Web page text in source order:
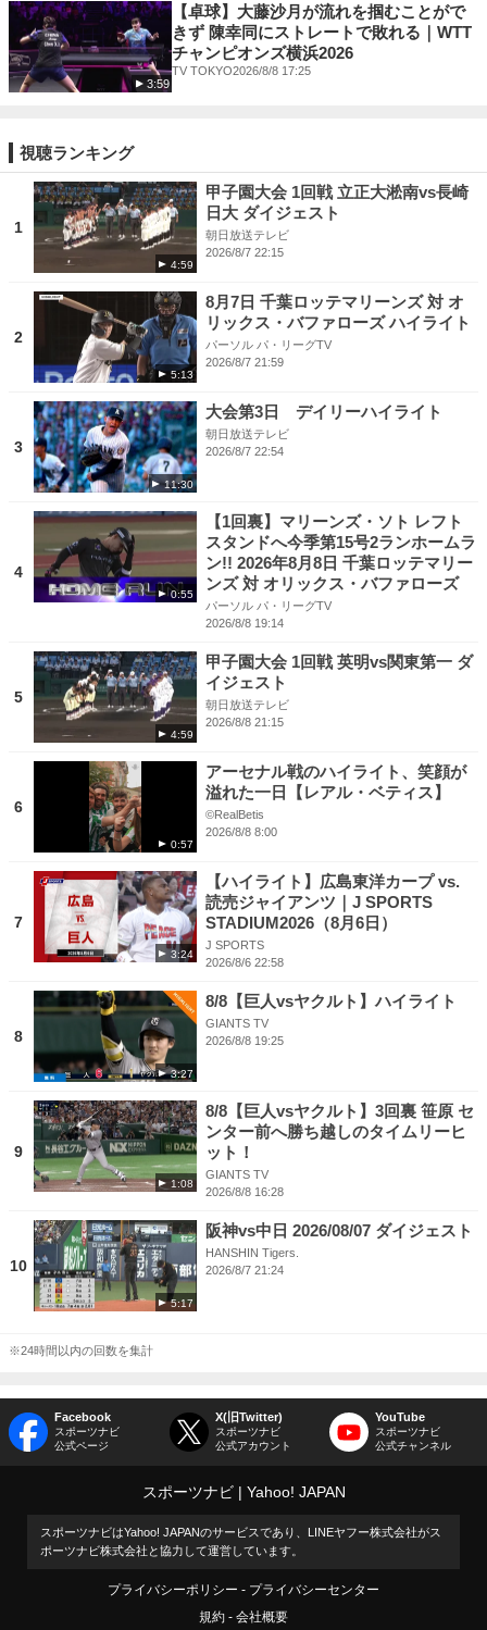
3:59
【卓球】大藤沙月が流れを掴むことがで
きず 陳幸同にストレートで敗れる｜WTT
チャンピオンズ横浜2026
TV TOKYO2026/8/8 17:25
視聴ランキング
1
4:59
甲子園大会 1回戦 立正大淞南vs長崎
日大 ダイジェスト
朝日放送テレビ
2026/8/7 22:15
2
5:13
8月7日 千葉ロッテマリーンズ 対 オ
リックス・バファローズ ハイライト
パーソル パ・リーグTV
2026/8/7 21:59
3
11:30
大会第3日 デイリーハイライト
朝日放送テレビ
2026/8/7 22:54
4
0:55
【1回裏】マリーンズ・ソト レフト
スタンドへ今季第15号2ランホームラ
ン!! 2026年8月8日 千葉ロッテマリー
ンズ 対 オリックス・バファローズ
パーソル パ・リーグTV
2026/8/8 19:14
5
4:59
甲子園大会 1回戦 英明vs関東第一 ダ
イジェスト
朝日放送テレビ
2026/8/8 21:15
6
0:57
アーセナル戦のハイライト、笑顔が
溢れた一日【レアル・ベティス】
©RealBetis
2026/8/8 8:00
7
3:24
【ハイライト】広島東洋カープ vs.
読売ジャイアンツ｜J SPORTS
STADIUM2026（8月6日）
J SPORTS
2026/8/6 22:58
8
3:27
8/8【巨人vsヤクルト】ハイライト
GIANTS TV
2026/8/8 19:25
9
1:08
8/8【巨人vsヤクルト】3回裏 笹原 セ
ンター前へ勝ち越しのタイムリーヒ
ット！
GIANTS TV
2026/8/8 16:28
10
5:17
阪神vs中日 2026/08/07 ダイジェスト
HANSHIN Tigers.
2026/8/7 21:24
※24時間以内の回数を集計
Facebook
スポーツナビ
公式ページ
X(旧Twitter)
スポーツナビ
公式アカウント
YouTube
スポーツナビ
公式チャンネル
スポーツナビ Yahoo! JAPAN
スポーツナビはYahoo! JAPANのサービスであり、LINEヤフー株式会社がス
ポーツナビ株式会社と協力して運営しています。
プライバシーポリシー
プライバシーセンター
規約
会社概要